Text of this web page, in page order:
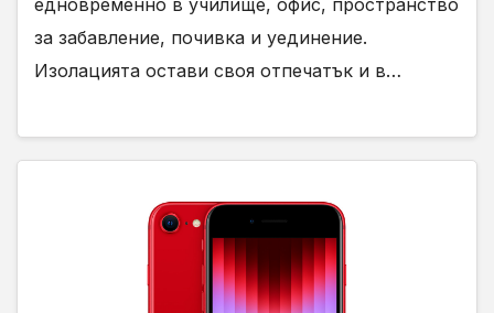
за забавление, почивка и уединение.
Изолацията остави своя отпечатък и в…